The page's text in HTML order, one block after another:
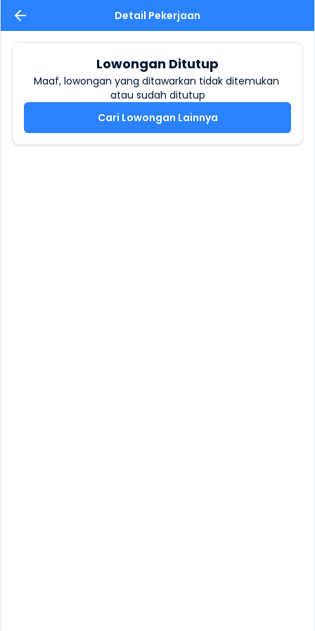
Detail Pekerjaan
Lowongan Ditutup
Maaf, lowongan yang ditawarkan tidak ditemukan
atau sudah ditutup
Cari Lowongan Lainnya